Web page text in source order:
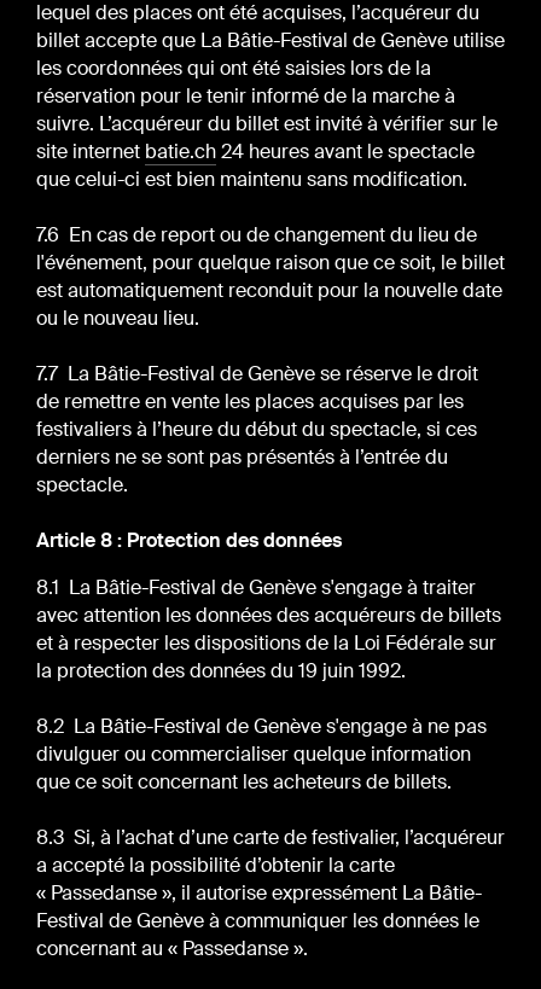
lequel des places ont été acquises, l’acquéreur du
billet accepte que La Bâtie-Festival de Genève utilise
les coordonnées qui ont été saisies lors de la
réservation pour le tenir informé de la marche à
suivre. L’acquéreur du billet est invité à vérifier sur le
site internet batie.ch24 heures avant le spectacle
que celui-ci est bien maintenu sans modification.
7.6 En cas de report ou de changement du lieu de
l'événement, pour quelque raison que ce soit, le billet
est automatiquement reconduit pour la nouvelle date
ou le nouveau lieu.
7.7 La Bâtie-Festival de Genève se réserve le droit
de remettre en vente les places acquises par les
festivaliers à l’heure du début du spectacle, si ces
derniers ne se sont pas présentés à l’entrée du
spectacle.
Article 8 : Protection des données
8.1 La Bâtie-Festival de Genève s'engage à traiter
avec attention les données des acquéreurs de billets
et à respecter les dispositions de la Loi Fédérale sur
la protection des données du 19 juin 1992.
8.2 La Bâtie-Festival de Genève s'engage à ne pas
divulguer ou commercialiser quelque information
que ce soit concernant les acheteurs de billets.
8.3 Si, à l’achat d’une carte de festivalier, l’acquéreur
a accepté la possibilité d’obtenir la carte
« Passedanse », il autorise expressément La Bâtie-
Festival de Genève à communiquer les données le
concernant au « Passedanse ».